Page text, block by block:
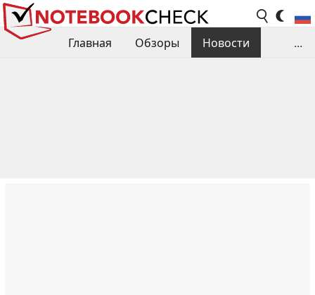
Главная Обзоры
Новости
...